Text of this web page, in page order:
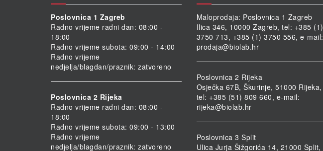
Poslovnica 1 Zagreb
Radno vrijeme radni dan: 08:00 -
18:00
Radno vrijeme subota: 09:00 - 14:00
Radno vrijeme
nedjelja/blagdan/praznik: zatvoreno
Poslovnica 2 Rijeka
Radno vrijeme radni dan: 08:00 -
18:00
Radno vrijeme subota: 09:00 - 13:00
Radno vrijeme
nedjelja/blagdan/praznik: zatvoreno
Maloprodaja: Poslovnica 1 Zagreb
Ilica 346, 10000 Zagreb, tel: +385 (1)
3750 713, +385 (1) 3750 556, e-mail:
prodaja@biolab.hr
Poslovnica 2 Rijeka
Osječka 67B, Škurinje, 51000 Rijeka,
tel: +385 (51) 809 660, e-mail:
rijeka@biolab.hr
Poslovnica 3 Split
Ulica Jurja Šižgorića 14, 21000 Split,